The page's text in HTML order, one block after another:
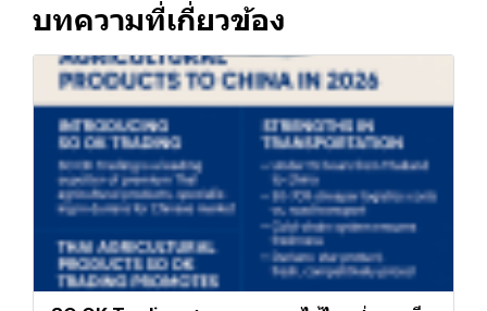
บทความที่เกี่ยวข้อง